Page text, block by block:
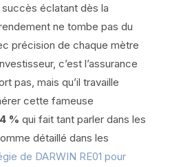
éclatant dès la
ne tombe pas du
précision de chaque mètre
c’est l’assurance
pas, mais qu’il travaille
cette fameuse
% qui fait tant parler dans les
détaillé dans les
de DARWIN RE01 pour